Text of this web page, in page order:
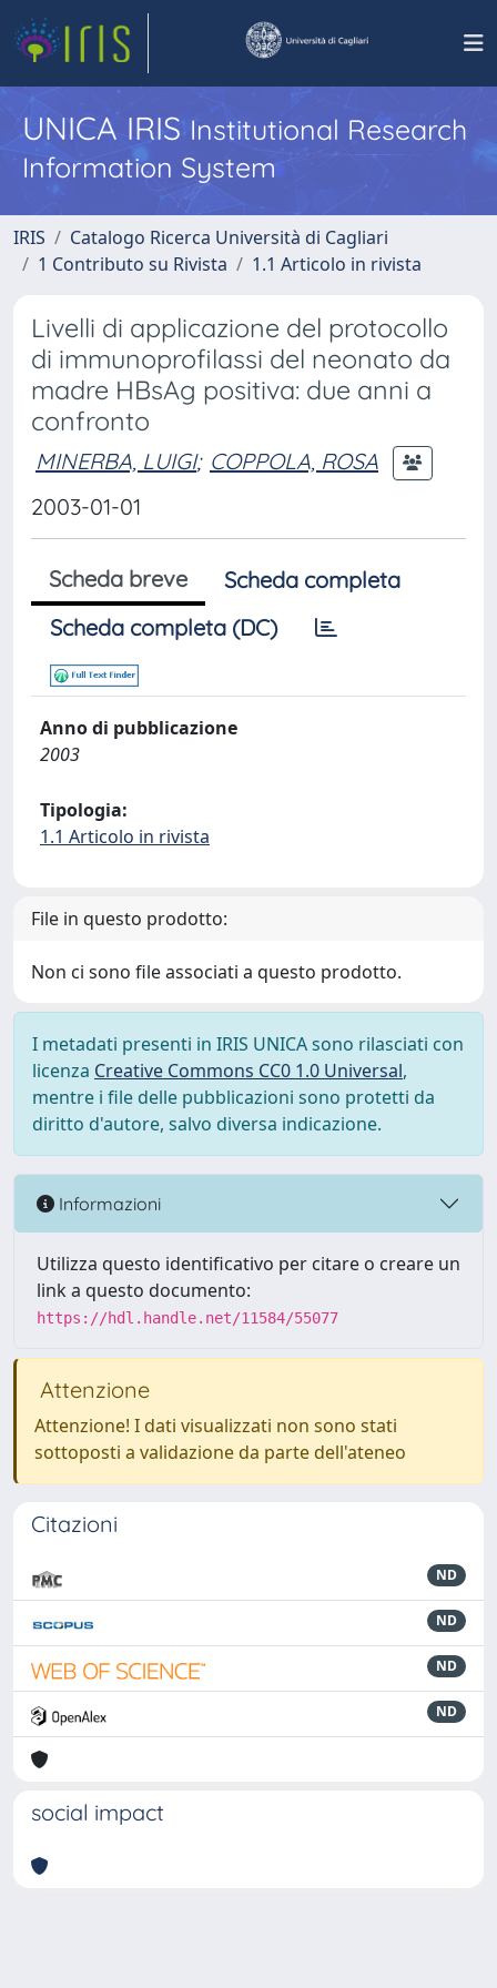
UNICA IRISInstitutional Research
Information System
IRIS
Catalogo Ricerca Università di Cagliari
1 Contributo su Rivista
1.1 Articolo in rivista
Livelli di applicazione del protocollo
di immunoprofilassi del neonato da
madre HBsAg positiva: due anni a
confronto
MINERBA, LUIGI; COPPOLA, ROSA
2003-01-01
Scheda breve
Scheda completa
Scheda completa (DC)
Anno di pubblicazione
2003
Tipologia:
1.1 Articolo in rivista
File in questo prodotto:
Non ci sono file associati a questo prodotto.
I metadati presenti in IRIS UNICA sono rilasciati con
licenza Creative Commons CC0 1.0 Universal,
mentre i file delle pubblicazioni sono protetti da
diritto d'autore, salvo diversa indicazione.
Informazioni
Utilizza questo identificativo per citare o creare un
link a questo documento:
https://hdl.handle.net/11584/55077
Attenzione
Attenzione! I dati visualizzati non sono stati
sottoposti a validazione da parte dell'ateneo
Citazioni
ND
ND
ND
ND
social impact